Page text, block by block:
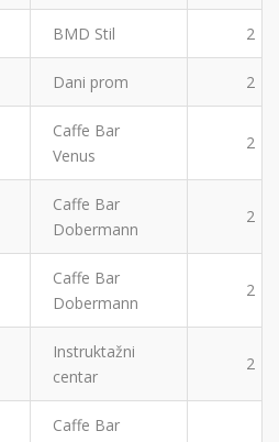
BMD Stil 2
Dani prom 2
Caffe Bar
Venus
2
Caffe Bar
Dobermann
2
Caffe Bar
Dobermann
2
Instruktažni
centar
2
Caffe Bar